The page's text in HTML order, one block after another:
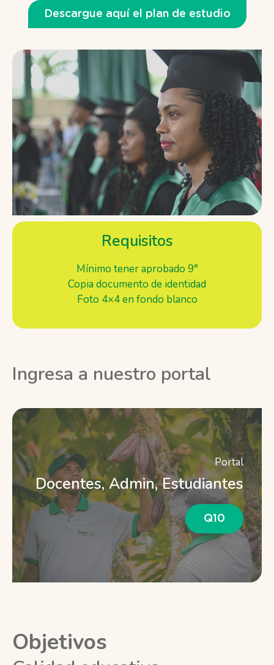
Descargue aquí el plan de estudio
Requisitos
Mínimo tener aprobado 9°
Copia documento de identidad
Foto 4×4 en fondo blanco
Ingresa a nuestro portal
Portal
Docentes, Admin, Estudiantes
Q10
Objetivos